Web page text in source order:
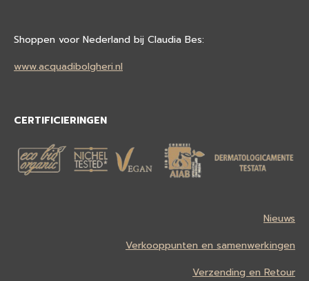
Shoppen voor Nederland bij Claudia Bes:
www.acquadibolgheri.nl
CERTIFICIERINGEN
Nieuws
Verkooppunten en samenwerkingen
Verzending en Retour